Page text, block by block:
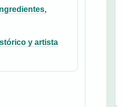
y artista